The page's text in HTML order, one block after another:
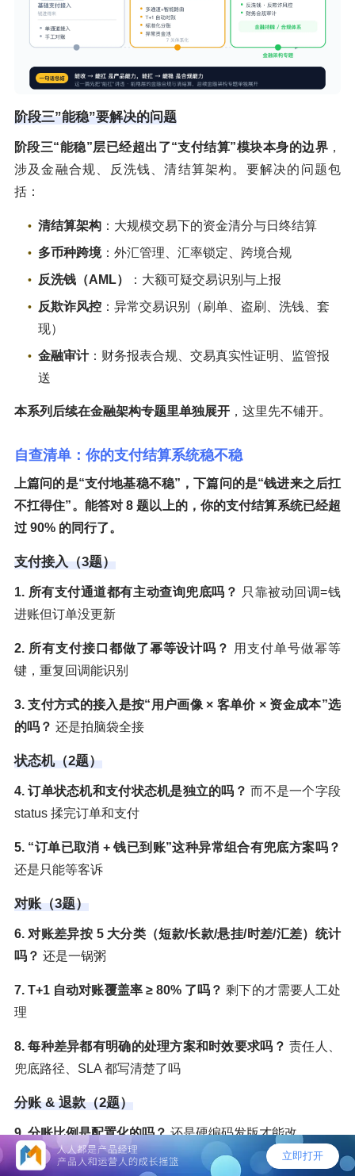
阶段三”能稳”要解决的问题
阶段三“能稳”层已经超出了“支付结算”模块本身的边界 ，
涉及金融合规、反洗钱、清结算架构。要解决的问题包
括：
清结算架构 ：大规模交易下的资金清分与日终结算
多币种跨境：外汇管理、汇率锁定、跨境合规
反洗钱（AML）
：大额可疑交易识别与上报
反欺诈风控 ：异常交易识别（刷单、盗刷、洗钱、套
现）
金融审计：财务报表合规、交易真实性证明、监管报
送
本系列后续在金融架构专题里单独展开 ，这里先不铺开。
自查清单：你的支付结算系统稳不稳
上篇问的是“支付地基稳不稳”，下篇问的是“钱进来之后扛
不扛得住”。能答对 8 题以上的，你的支付结算系统已经超
过 90% 的同行了。
支付接入（3题）
1. 所有支付通道都有主动查询兜底吗？
只靠被动回调=钱
进账但订单没更新
2. 所有支付接口都做了幂等设计吗？
用支付单号做幂等
键，重复回调能识别
3. 支付方式的接入是按“用户画像 × 客单价 × 资金成本”选
的吗？ 还是拍脑袋全接
状态机（2题）
4. 订单状态机和支付状态机是独立的吗？ 而不是一个字段
status 揉完订单和支付
5. “订单已取消 + 钱已到账”这种异常组合有兜底方案吗？
还是只能等客诉
对账（3题）
6. 对账差异按 5 大分类（短款/长款/悬挂/时差/汇差）统计
吗？ 还是一锅粥
7. T+1 自动对账覆盖率 ≥ 80% 了吗？ 剩下的才需要人工处
理
8. 每种差异都有明确的处理方案和时效要求吗？ 责任人、
兜底路径、SLA 都写清楚了吗
分账 & 退款（2题）
9. 分账比例是配置化的吗？还是硬编码发版才能改
10. 分账后退款的资金追回路径写清楚了吗？分销商已经